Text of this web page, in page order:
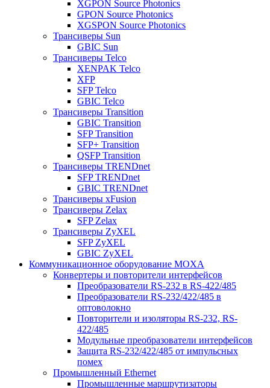
XGPON Source Photonics
GPON Source Photonics
XGSPON Source Photonics
Трансиверы Sun
GBIC Sun
Трансиверы Telco
XENPAK Telco
XFP
SFP Telco
GBIC Telco
Трансиверы Transition
GBIC Transition
SFP Transition
SFP+ Transition
QSFP Transition
Трансиверы TRENDnet
SFP TRENDnet
GBIC TRENDnet
Трансиверы xFusion
Трансиверы Zelax
SFP Zelax
Трансиверы ZyXEL
SFP ZyXEL
GBIC ZyXEL
Коммуникационное оборудование MOXA
Конвертеры и повторители интерфейсов
Преобразователи RS-232 в RS-422/485
Преобразователи RS-232/422/485 в
оптоволокно
Повторители и изоляторы RS-232, RS-
422/485
Модульные преобразователи интерфейсов
Защита RS-232/422/485 от импульсных
помех
Промышленный Ethernet
Промышленные маршрутизаторы